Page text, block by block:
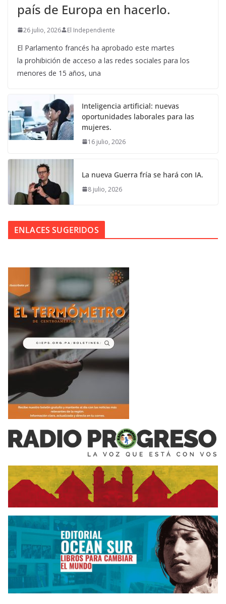
país de Europa en hacerlo.
26 julio, 2026 El Independiente
El Parlamento francés ha aprobado este martes
la prohibición de acceso a las redes sociales para los
menores de 15 años, una
Inteligencia artificial: nuevas
oportunidades laborales para las
mujeres.
16 julio, 2026
La nueva Guerra fría se hará con IA.
8 julio, 2026
ENLACES SUGERIDOS